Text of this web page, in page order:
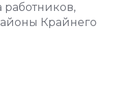
работников,
Крайнего